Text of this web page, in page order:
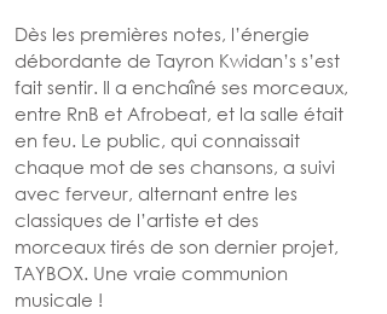
Dès les premières notes, l’énergie
débordante de Tayron Kwidan’s s’est
fait sentir. Il a enchaîné ses morceaux,
entre RnB et Afrobeat, et la salle était
en feu. Le public, qui connaissait
chaque mot de ses chansons, a suivi
avec ferveur, alternant entre les
classiques de l’artiste et des
morceaux tirés de son dernier projet,
TAYBOX. Une vraie communion
musicale !